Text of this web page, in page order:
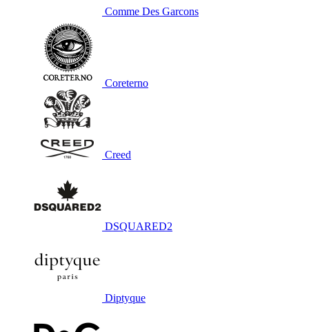
Comme Des Garcons
Coreterno
Creed
DSQUARED2
Diptyque